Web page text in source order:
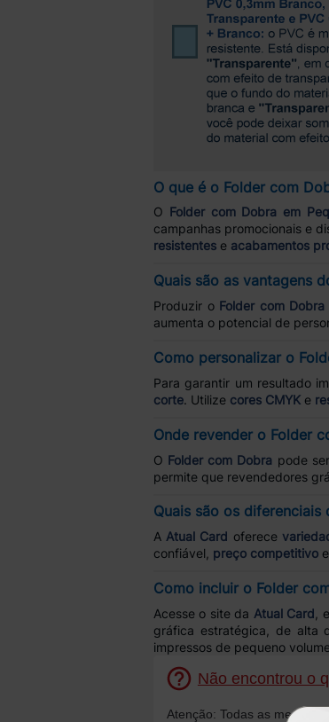
O que é o Folder com
O Folder com Dobra em
campanhas promocionais e
resistentes e acabamentos
Quais são as vantagens
Produzir o Folder com Dobra
aumenta o potencial de
Como personalizar o
Para garantir um resultado
corte. Utilize cores CMYK e
Onde revender o Folder
O Folder com Dobra pode
permite que revendedores
Quais são os
A Atual Card oferece
confiável, preço competitivo
Como incluir o Folder
Acesse o site da Atual Card ,
gráfica estratégica, de alta
impressos de pequeno
Não encontrou o
Atenção: Todas as